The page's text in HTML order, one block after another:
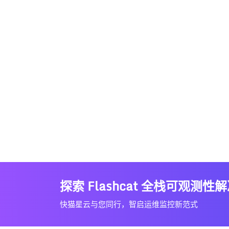
探索 Flashcat 全栈可观测性
快猫星云与您同行，智启运维监控新范式